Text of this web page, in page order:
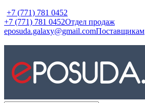
+7 (771) 781 0452
+7 (771) 781 0452Отдел продаж
eposuda.galaxy@gmail.comПоставщикам